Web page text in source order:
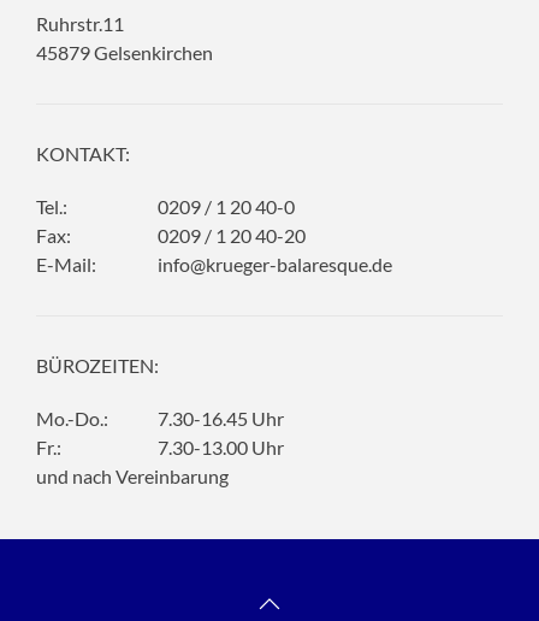
Ruhrstr.11
45879 Gelsenkirchen
KONTAKT:
Tel.:
0209 / 1 20 40-0
Fax:
0209 / 1 20 40-20
E-Mail:
info@krueger-balaresque.de
BÜROZEITEN:
Mo.-Do.:
7.30-16.45 Uhr
Fr.:
7.30-13.00 Uhr
und nach Vereinbarung